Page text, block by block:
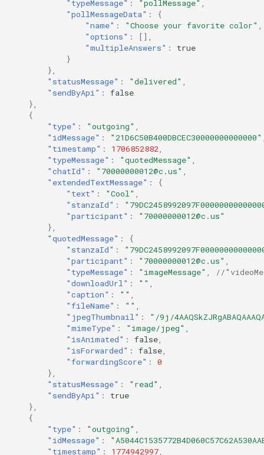
"typeMessage" : "pollMessage"
"pollMessageData" :
{
"name" : "Choose your favorite color"
"options" :
[],
"multipleAnswers" :
true
}
},
"statusMessage" : "delivered"
"sendByApi" :
false
},
{
"type" : "outgoing"
"idMessage" : "21D6C50B400DBCEC30000000000000"
"timestamp" : 1706852882
"typeMessage" : "quotedMessage"
"chatId" : "70000000012@c.us"
"extendedTextMessage" :
{
"text" : "Cool"
"stanzaId" :
"participant" :
"70000000012@c.us"
},
"quotedMessage" :
{
"stanzaId" :
"participant" : "70000000012@c.us"
"typeMessage" : "imageMessage"
//
"downloadUrl" : ""
"caption" : ""
"fileName" : ""
"jpegThumbnail" :
"/9j/
"mimeType" : "image/jpeg"
"isAnimated" : false
"isForwarded" : false
"forwardingScore" :
0
},
"statusMessage" : "read"
"sendByApi" :
true
},
{
"type" : "outgoing"
"idMessage" :
"timestamp" : 1774942997